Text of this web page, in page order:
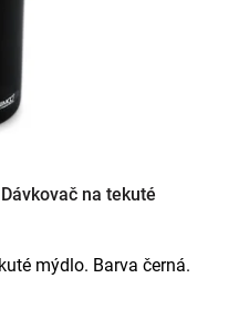
na tekuté
mýdlo. Barva černá.